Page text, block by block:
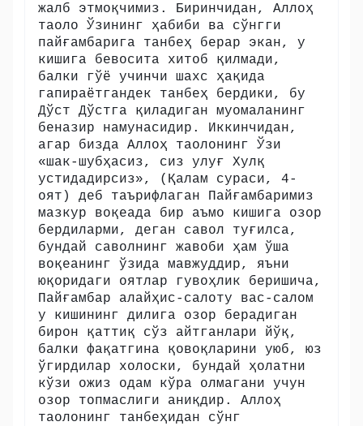
жалб этмоқчимиз. Биринчидан, Аллоҳ
таоло Ўзининг ҳабиби ва сўнгги
пайғамбарига танбеҳ берар экан, у
кишига бевосита хитоб қилмади,
балки гўё учинчи шахс ҳақида
гапираётгандек танбеҳ бердики, бу
Дўст Дўстга қиладиган муомаланинг
беназир намунасидир. Иккинчидан,
агар бизда Аллоҳ таолонинг Ўзи
«шак-шубҳасиз, сиз улуғ Хулқ
устидадирсиз», (Қалам сураси, 4-
оят) деб таърифлаган Пайғамбаримиз
мазкур воқеада бир аъмо кишига озор
бердиларми, деган савол туғилса,
бундай саволнинг жавоби ҳам ўша
воқеанинг ўзида мавжуддир, яъни
юқоридаги оятлар гувоҳлик беришича,
Пайғамбар алайҳис-салоту вас-салом
у кишининг дилига озор берадиган
бирон қаттиқ сўз айтганлари йўқ,
балки фақатгина қовоқларини уюб, юз
ўгирдилар холоски, бундай ҳолатни
кўзи ожиз одам кўра олмагани учун
озор топмаслиги аниқдир. Аллоҳ
таолонинг танбеҳидан сўнг